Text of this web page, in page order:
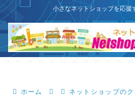
このサイトはプロモーショ
小さなネットショップを応援
ホーム ネットショップの